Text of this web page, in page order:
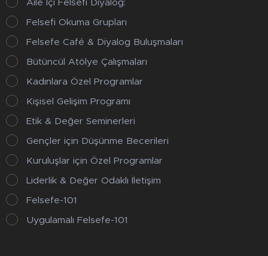
Felsefi Okuma Grupları
Felsefe Café & Diyalog Buluşmaları
Bütüncül Atölye Çalışmaları
Kadınlara Özel Programlar
Kişisel Gelişim Programı
Etik & Değer Seminerleri
Gençler için Düşünme Becerileri
Kuruluşlar için Özel Programlar
Liderlik & Değer Odaklı İletişim
Felsefe-101
Uygulamalı Felsefe-101